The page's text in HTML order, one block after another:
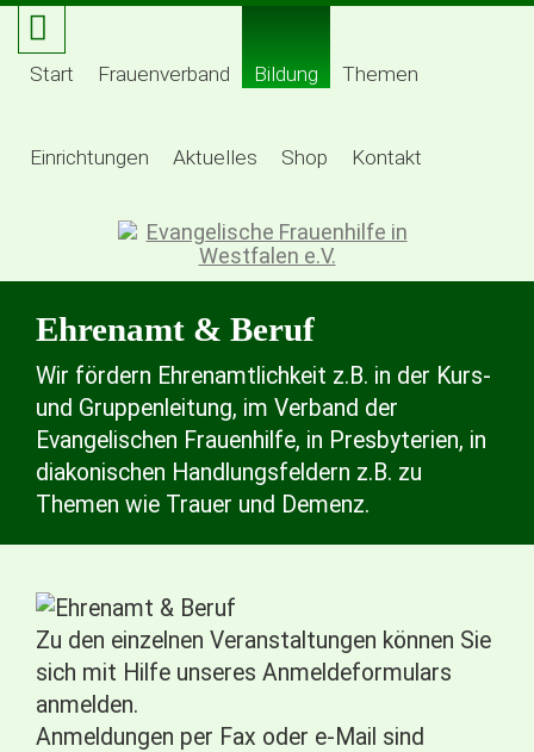
Start Frauenverband Bildung Themen
Einrichtungen Aktuelles Shop Kontakt
Ehrenamt & Beruf
Wir fördern Ehrenamtlichkeit z.B. in der Kurs-
und Gruppenleitung, im Verband der
Evangelischen Frauenhilfe, in Presbyterien, in
diakonischen Handlungsfeldern z.B. zu
Themen wie Trauer und Demenz.
Zu den einzelnen Veranstaltungen können Sie
sich mit Hilfe unseres Anmeldeformulars
anmelden.
Anmeldungen per Fax oder e-Mail sind